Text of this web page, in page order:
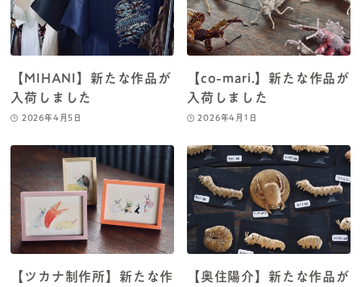
【MIHANI】新たな作品が
入荷しました
2026年4月5日
【co-mari.】新たな作品が
入荷しました
2026年4月1日
【ツカナ制作所】新たな作
【奥住陽介】新たな作品が